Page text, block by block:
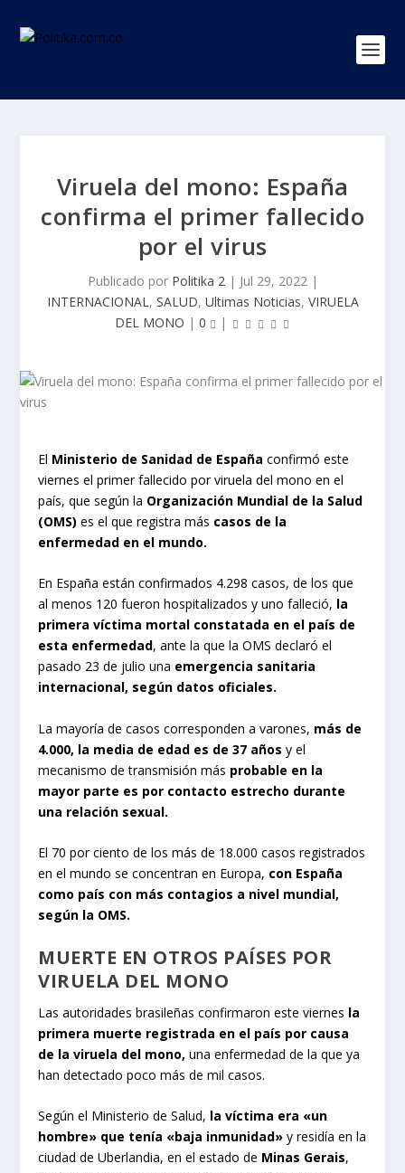
Viruela del mono: España
confirma el primer fallecido
por el virus
Publicado por Politika 2| Jul 29, 2022|
INTERNACIONAL, SALUD, Ultimas Noticias, VIRUELA
DEL MONO | 0 |
El Ministerio de Sanidad de España confirmó este
viernes el primer fallecido por viruela del mono en el
país, que según la Organización Mundial de la Salud
(OMS)es el que registra más casos de la
enfermedad en el mundo.
En España están confirmados 4.298 casos, de los que
al menos 120 fueron hospitalizados y uno falleció, la
primera víctima mortal constatada en el país de
esta enfermedad, ante la que la OMS declaró el
pasado 23 de julio una emergencia sanitaria
internacional, según datos oficiales.
La mayoría de casos corresponden a varones, más de
4.000, la media de edad es de 37 añosy el
mecanismo de transmisión más probable en la
mayor parte es por contacto estrecho durante
una relación sexual.
El 70 por ciento de los más de 18.000 casos registrados
en el mundo se concentran en Europa, con España
como país con más contagios a nivel mundial,
según la OMS.
MUERTE EN OTROS PAÍSES POR
VIRUELA DEL MONO
Las autoridades brasileñas confirmaron este viernes la
primera muerte registrada en el país por causa
de la viruela del mono, una enfermedad de la que ya
han detectado poco más de mil casos.
Según el Ministerio de Salud, la víctima era «un
hombre» que tenía «baja inmunidad» y residía en la
ciudad de Uberlandia, en el estado de Minas Gerais,